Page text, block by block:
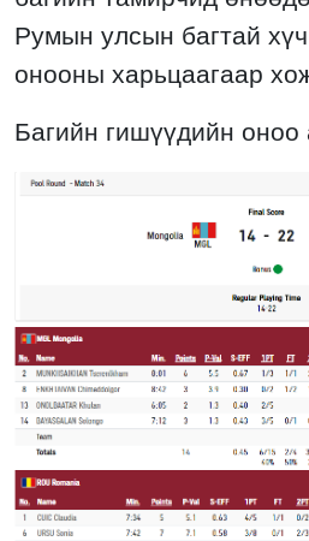
Румын улсын багтай
онооны харьцаагаар
Багийн гишүүдийн оноо